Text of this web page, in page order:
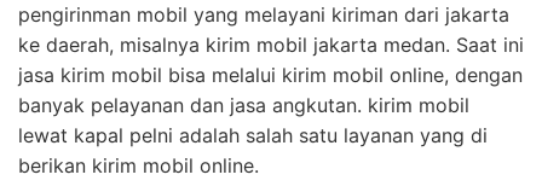
pengirinman mobil yang melayani kiriman dari jakarta
ke daerah, misalnya kirim mobil jakarta medan. Saat ini
jasa kirim mobil bisa melalui kirim mobil online, dengan
banyak pelayanan dan jasa angkutan. kirim mobil
lewat kapal pelni adalah salah satu layanan yang di
berikan kirim mobil online.